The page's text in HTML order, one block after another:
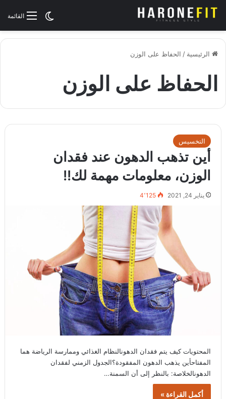
القائمةالوضع
الرئيسية / الحفاظ على الوزن
الحفاظ على الوزن
التخسيس
أين تذهب الدهون عند فقدان
الوزن، معلومات مهمة لك!!
يناير 24, 2021 4٬125
المحتويات كيف يتم فقدان الدهونالنظام الغذائي وممارسة الرياضة هما
المفتاحأين يذهب الدهون المفقودة؟الجدول الزمني لفقدان
الدهونالخلاصة: بالنظر إلى أن السمنة…
أكمل القراءة »